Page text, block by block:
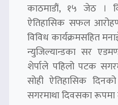
काठमाडौं, १५ जेठ ।
ऐतिहासिक सफल
विविध कार्यक्रमसहित
न्युजिल्यान्डका सर
शेर्पाले पहिलो पटक
सोही ऐतिहासिक
सगरमाथा दिवसका रूपमा